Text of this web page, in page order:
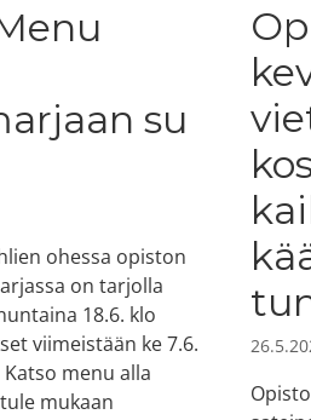
su
ohessa opiston
on tarjolla
18.6. klo
viimeistään ke 7.6.
menu alla
mukaan